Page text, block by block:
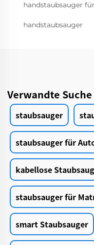
handstaubsauger
handstaubsauger
Verwandte Suche
staubsauger
staubsauger für
kabellose
staubsauger für
smart Staubsauger